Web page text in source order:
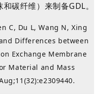
碳纤维）来制备GDL。
C, Du L, Wang N, Xing
Differences between
Exchange Membrane
Material and Mass